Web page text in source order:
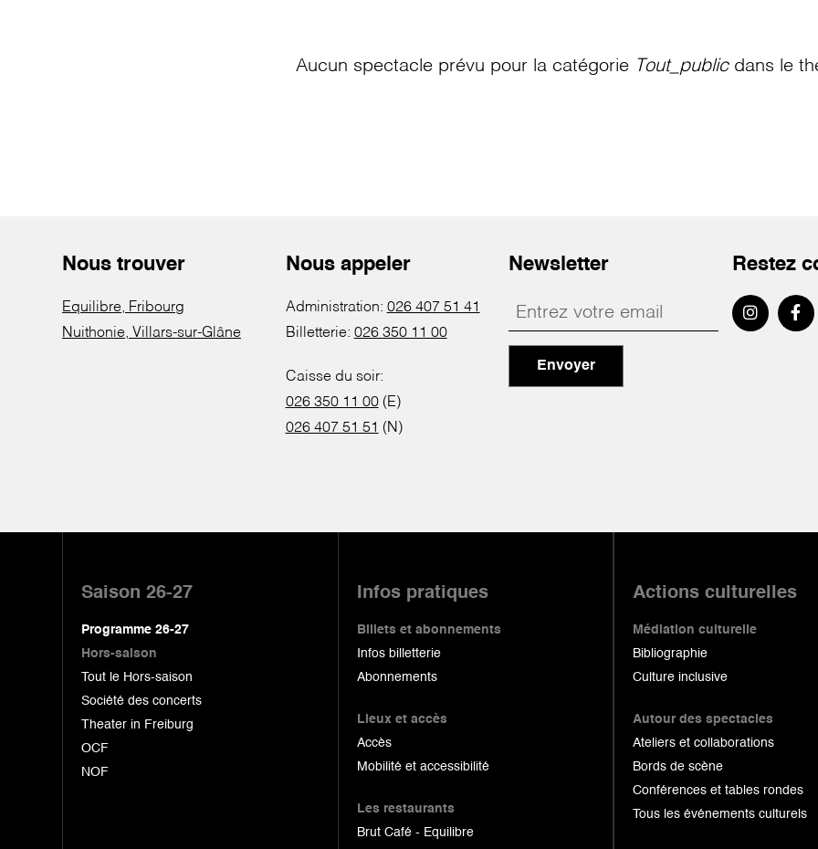
Aucun spectacle prévu pour la catégorie Tout_publicdans le
Nous trouver
Equilibre, Fribourg
Nuithonie, Villars-sur-Glâne
Nous appeler
Administration: 026 407 51 41
Billetterie: 026 350 11 00
Caisse du soir:
026 350 11 00(E)
026 407 51 51 (N)
Newsletter
Envoyer
Restez
Saison 26-27
Programme 26-27
Hors-saison
Tout le Hors-saison
Société des concerts
Theater in Freiburg
OCF
NOF
Infos pratiques
Billets et abonnements
Infos billetterie
Abonnements
Lieux et accès
Accès
Mobilité et accessibilité
Les restaurants
Brut Café - Equilibre
Actions culturelles
Médiation culturelle
Bibliographie
Culture inclusive
Autour des spectacles
Ateliers et collaborations
Bords de scène
Conférences et tables rondes
Tous les événements culturels